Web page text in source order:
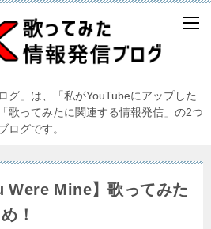
グ」は、「私がYouTubeにアップした
歌ってみたに関連する情報発信」の2つ
ログです。
Were Mine】歌ってみた
！